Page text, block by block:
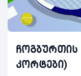
ჩოგბურთის
კორტები)